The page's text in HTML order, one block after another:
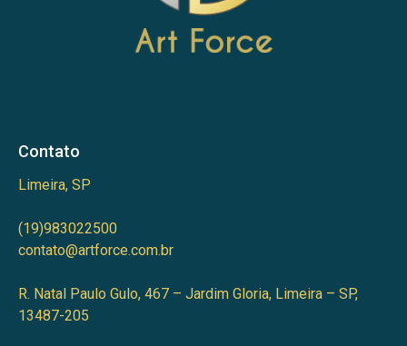
Contato
Limeira, SP
(19)983022500
contato@artforce.com.br
R. Natal Paulo Gulo, 467 – Jardim Gloria, Limeira – SP,
13487-205